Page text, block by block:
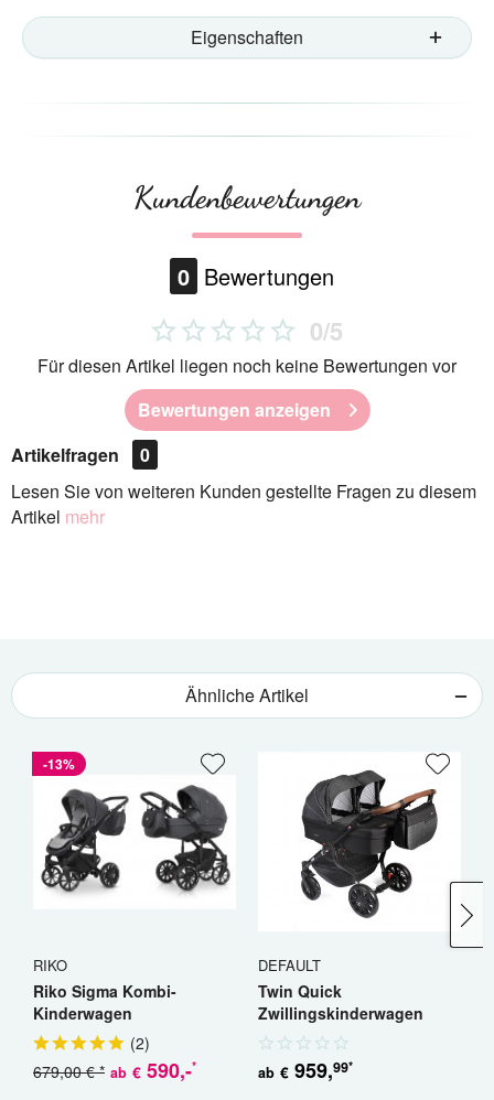
Eigenschaften
Kundenbewertungen
0 Bewertungen
0/5
Für diesen Artikel liegen noch keine Bewertungen vor
Bewertungen anzeigen
Artikelfragen
0
Lesen Sie von weiteren Kunden gestellte Fragen zu diesem
Artikel mehr
Ähnliche Artikel
-13%
RIKO
Riko Sigma Kombi-
Kinderwagen
(2)
ab € 590,-*
679,00 € *
DEFAULT
Twin Quick
Zwillingskinderwagen
Geschwisterwagen
ab € 959,99*